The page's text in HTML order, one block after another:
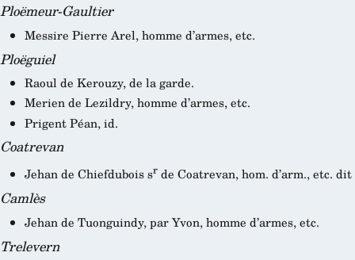
Ploëmeur-Gaultier
Messire Pierre Arel, homme d’armes, etc.
Ploëguiel
Raoul de Kerouzy, de la garde.
Merien de Lezildry, homme d’armes, etc.
Prigent Péan, id.
Coatrevan
Jehan de Chiefdubois srde Coatrevan, hom. d’arm., etc.
Camlès
Jehan de Tuonguindy, par Yvon, homme d’armes, etc.
Trelevern